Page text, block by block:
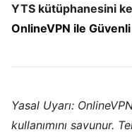
YTS kütüphanesini
OnlineVPN ile
Yasal Uyarı:
kullanımını savunur.